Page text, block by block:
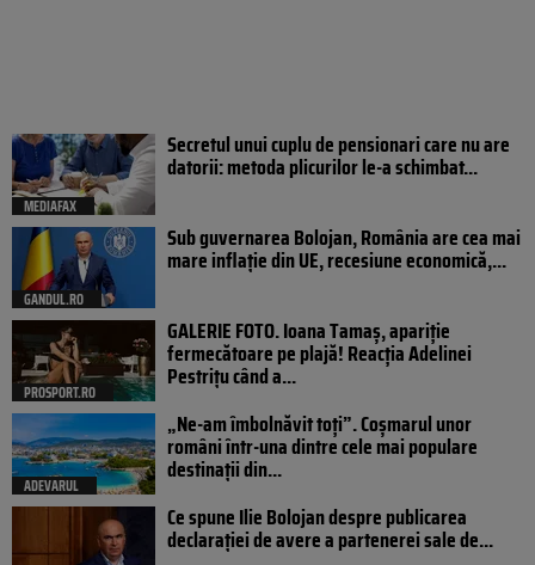
MEDIAFAX
Secretul unui cuplu de pensionari care nu are
datorii: metoda plicurilor le-a schimbat...
GANDUL.RO
Sub guvernarea Bolojan, România are cea mai
mare inflație din UE, recesiune economică,...
PROSPORT.RO
GALERIE FOTO. Ioana Tamaş, apariție
fermecătoare pe plajă! Reacția Adelinei
Pestrițu când a...
ADEVARUL
„Ne-am îmbolnăvit toți”. Coșmarul unor
români într-una dintre cele mai populare
destinații din...
Ce spune Ilie Bolojan despre publicarea
declarației de avere a partenerei sale de...